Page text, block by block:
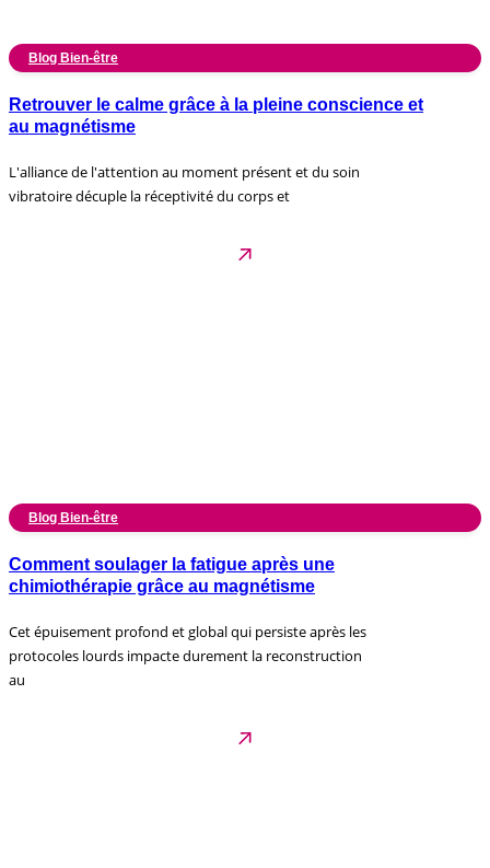
Blog Bien-être
Retrouver le calme grâce à la pleine conscience et
au magnétisme
L'alliance de l'attention au moment présent et du soin
vibratoire décuple la réceptivité du corps et
Blog Bien-être
Comment soulager la fatigue après une
chimiothérapie grâce au magnétisme
Cet épuisement profond et global qui persiste après les
protocoles lourds impacte durement la reconstruction
au